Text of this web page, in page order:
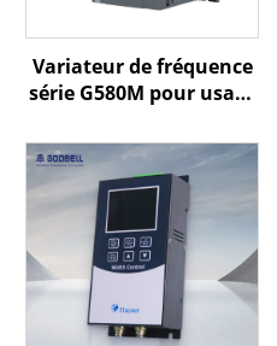
Variateur de fréquence
série G580M pour usage